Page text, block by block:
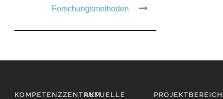
Forschungsmethoden
KOMPETENZZENTRUMAKTUELLE